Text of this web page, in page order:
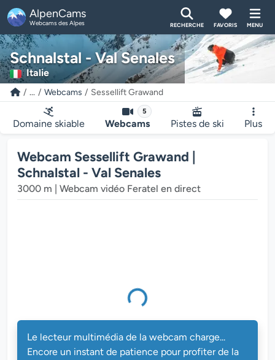
AlpenCams
Webcams des Alpes RECHERCHE FAVORIS MENU
Schnalstal - Val Senales
Italie
... Webcams Sessellift Grawand
Domaine skiable
5
Webcams Pistes de ski Plus
Webcam Sessellift Grawand |
Schnalstal - Val Senales
3000 m | Webcam vidéo Feratel en direct
Le lecteur multimédia de la webcam charge...
Encore un instant de patience pour profiter de la